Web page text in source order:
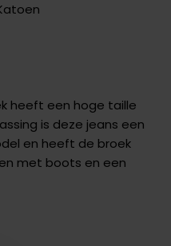
heeft een hoge taille
is deze jeans een
en heeft de broek
met boots en een